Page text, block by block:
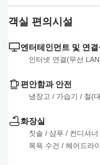
객실 편의시설
엔터테인먼트 및 연결
인터넷 연결(무선
편안함과 안전
냉장고 / 가습기 / 철(
화장실
칫솔 / 샴푸 / 컨디셔너
목욕 수건 / 헤어드라